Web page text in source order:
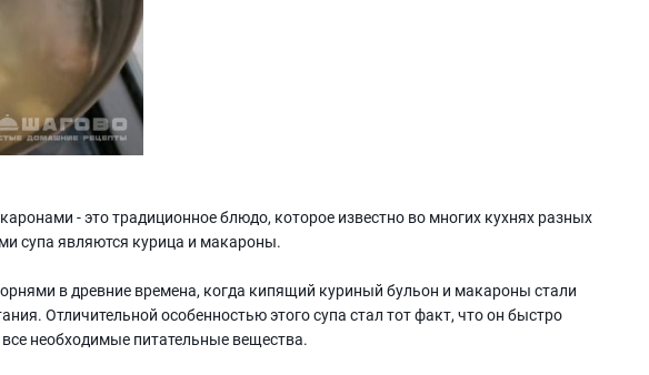
- это традиционное блюдо, которое известно во многих кухнях разных
супа являются курица и макароны.
в древние времена, когда кипящий куриный бульон и макароны стали
Отличительной особенностью этого супа стал тот факт, что он быстро
необходимые питательные вещества.